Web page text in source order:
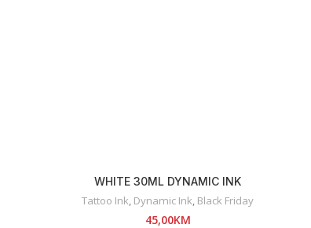
WHITE 30ML DYNAMIC INK
Tattoo Ink, Dynamic Ink, Black Friday
45,00KM